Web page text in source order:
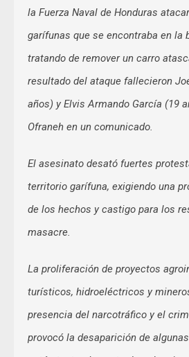
la Fuerza Naval de Honduras
garífunas que se encontraba en la
tratando de remover un carro
resultado del ataque fallecieron
años) y Elvis Armando García (19
Ofraneh en un comunicado.
El asesinato desató fuertes
territorio garífuna, exigiendo una
de los hechos y castigo para los
masacre.
La proliferación de proyectos
turísticos, hidroeléctricos y
presencia del narcotráfico y el
provocó la desaparición de